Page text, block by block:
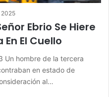
2025
Ebrio Se Hiere
El Cuello
Un hombre de la tercera
en estado de
al…